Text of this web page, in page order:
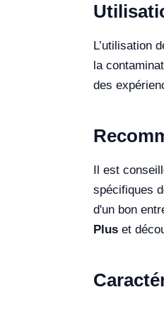
L’utilisation
la
des
Il est
spécifiques
d'un bon
Plus et